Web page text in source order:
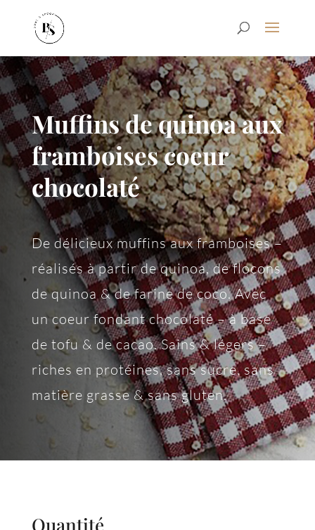
Muffins de quinoa aux
framboises coeur
chocolaté
De délicieux muffins aux framboises –
réalisés à partir de quinoa, de flocons
de quinoa & de farine de coco. Avec
un coeur fondant chocolaté – à base
de tofu & de cacao. Sains & légers –
riches en protéines, sans sucre, sans
matière grasse & sans gluten.
Quantité